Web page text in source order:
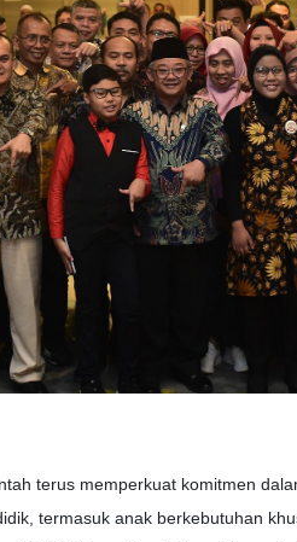
terus memperkuat komitmen
termasuk anak berkebutuhan